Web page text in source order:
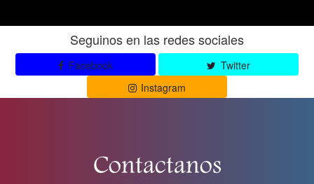
Seguinos en las redes sociales
Facebook
Twitter
Instagram
Contactanos